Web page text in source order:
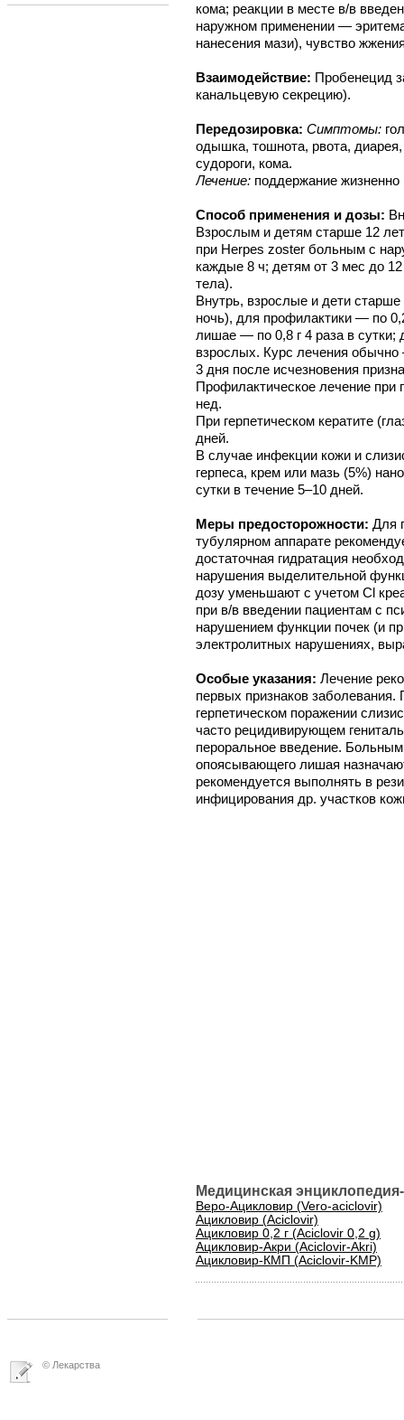
кома; реакции в месте в/в
наружном применении —
нанесения мази), чувство
Взаимодействие: Пробенецид
канальцевую секрецию).
Передозировка: Симптомы:
одышка, тошнота, рвота, диарея,
судороги, кома.
Лечение: поддержание
Способ применения и дозы:
Взрослым и детям старше 12
при Herpes zoster больным с
каждые 8 ч; детям от 3 мес до
тела).
Внутрь, взрослые и дети
ночь), для профилактики — по
лишае — по 0,8 г 4 раза в
взрослых. Курс лечения
3 дня после исчезновения
Профилактическое лечение при
нед.
При герпетическом кератите
дней.
В случае инфекции кожи и
герпеса, крем или мазь (5%)
сутки в течение 5–10 дней.
Меры предосторожности: Для
тубулярном аппарате
достаточная гидратация
нарушения выделительной
дозу уменьшают с учетом Cl
при в/в введении пациентам с
нарушением функции почек (и
электролитных нарушениях,
Особые указания: Лечение
первых признаков
герпетическом поражении
часто рецидивирующем
пероральное введение.
опоясывающего лишая
рекомендуется выполнять в
инфицирования др. участков
Медицинская
Веро-Ацикловир (Vero-aciclovir)
Ацикловир (Aciclovir)
Ацикловир 0,2 г (Aciclovir 0,2 g)
Ацикловир-Акри (Aciclovir-Akri)
Ацикловир-КМП (Aciclovir-KMP)
© Лекарства